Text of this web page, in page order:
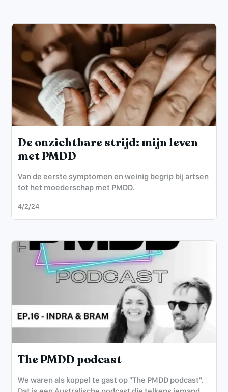
De onzichtbare strijd: mijn leven
met PMDD
Van de eerste symptomen en weinig begrip bij artsen
tot het moederschap met PMDD.
4/2/24
The PMDD podcast
We waren als koppel te gast op "The PMDD podcast".